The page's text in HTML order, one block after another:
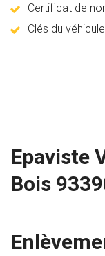
Certificat de
Clés du véhicule
Epaviste
Bois